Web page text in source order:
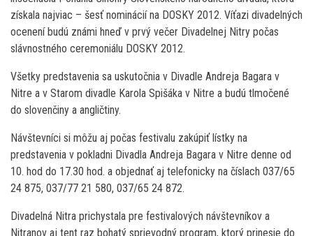
získala najviac – šesť nominácií na DOSKY 2012. Víťazi divadelných
ocenení budú známi hneď v prvý večer Divadelnej Nitry počas
slávnostného ceremoniálu DOSKY 2012.
Všetky predstavenia sa uskutočnia v Divadle Andreja Bagara v
Nitre a v Starom divadle Karola Spišáka v Nitre a budú tlmočené
do slovenčiny a angličtiny.
Návštevníci si môžu aj počas festivalu zakúpiť lístky na
predstavenia v pokladni Divadla Andreja Bagara v Nitre denne od
10. hod do 17.30 hod. a objednať aj telefonicky na číslach 037/65
24 875, 037/77 21 580, 037/65 24 872.
Divadelná Nitra prichystala pre festivalových návštevníkov a
Nitranov aj tent raz bohatý sprievodný program, ktorý prinesie do